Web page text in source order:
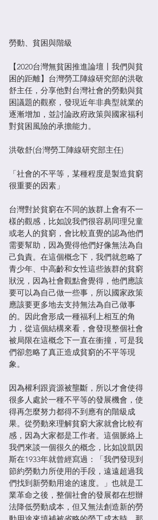
勞動、貧困與階級​
【2020台灣無貧困推進論壇〡我們與貧
困的距離】台灣勞工陣線研究部的洪敬
舒主任，分享他對台灣社會的勞動與貧
困議題的觀察，發現近年非典型就業的
逐漸增加，並討論政府政策與國家福利
對貧困風險的承擔能力。​
洪敬舒(台灣勞工陣線研究部主任)​
「社會的不平等，某種程度是製造貧窮
很重要的因素」​
台灣對於貧窮在不同的族群上會有不一
樣的觀感，比如說我們很容易同理兒童
或老人的貧窮，會比較直覺的認為他們
需要幫助，因為覺得他們好像無法為自
己負責。在這個概念下，我們就忽略了
青少年、中高齡和女性這些族群的貧窮
狀況，因為社會觀點會覺得，他們應該
要可以為自己做一些事，所以國家政策
應該要更多地去支持無法為自己做事
的。因此會形成一種福利上相互的角
力，從這個結構來看，會發現整個社會
被局限在這概念下一直在衝撞，可是我
們卻忽略了真正造成貧窮的不平等現
象。​
因為權利跟資源被壟斷，所以才會使得
很多人處於一種不平等的發展機會，使
得再怎麼努力都得不到應有的階級成
果。從勞動來理解貧窮大家就會比較有
感，因為大家都是工作者。這個脈絡上
我們來談一個很久的概念，比如說凱因
斯在1933年就曾經寫過：「我們發現到
節約勞動力所使用的手段，遠遠超過我
們找到新勞動用途的速度。」也就是工
業革命之後，整個社會的發展都在想辦
法降低勞動成本，但又無法創造新的勞